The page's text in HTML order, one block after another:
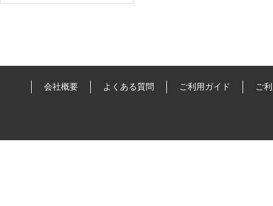
会社概要 よくある質問 ご利用ガイド ご